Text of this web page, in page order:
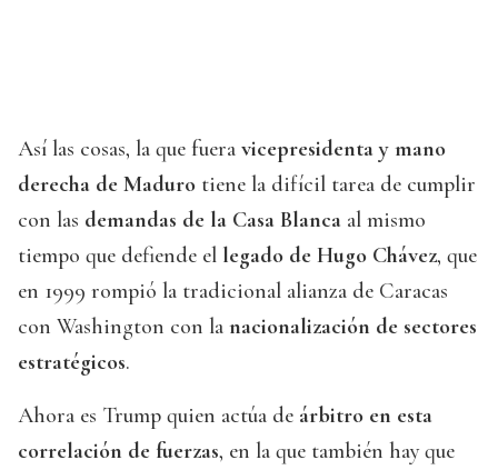
Así las cosas, la que fuera vicepresidenta y mano
derecha de Maduro tiene la difícil tarea de cumplir
con las demandas de la Casa Blanca al mismo
tiempo que defiende el legado de Hugo Chávez, que
en 1999 rompió la tradicional alianza de Caracas
con Washington con la nacionalización de sectores
estratégicos.
Ahora es Trump quien actúa de árbitro en esta
correlación de fuerzas, en la que también hay que